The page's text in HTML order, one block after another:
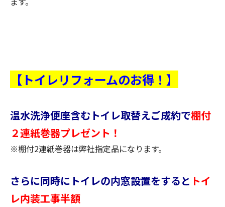
【トイレリフォームのお得！】
温水洗浄便座含むトイレ取替えご成約で棚付
２連紙巻器プレゼント！
※棚付2連紙巻器は弊社指定品になります。
さらに同時にトイレの内窓設置をすると トイ
レ内装工事半額